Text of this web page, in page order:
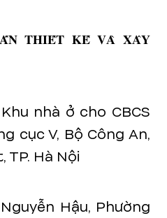
𝐓𝐇𝐈𝐄̂́𝐓 𝐊𝐄̂́ 𝐕𝐀̀ 𝐗𝐀̂𝐘
nhà ở cho CBCS
cục V, Bộ Công An,
TP. Hà Nội
Hậu, Phường